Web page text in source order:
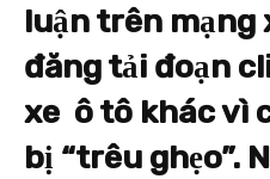
luận trên mạng
đăng tải đoạn
xe ô tô khác vì
bị “trêu ghẹo”.